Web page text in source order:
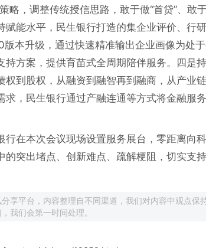
略，调整传统授信思路，敢于做“首贷”、敢
赋能水平，民生银行打造的集企业评价、行
版本升级，通过快速精准输出企业画像为处
持方案，提供育苗式全周期陪伴服务。四是
权到股权，从融资到融智再到融商，从产业
求，民生银行通过产融连通等方式将金融服
行在本次会议现场设置服务展台，零距离向
的突出堵点、创新难点、疏解梗阻，切实支
享平台，内容整理自不同渠道，我们对内容中观点保
我们会第一时间处理。